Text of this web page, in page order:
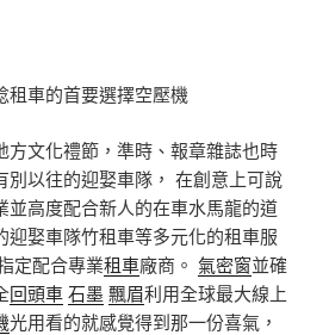
租車的首要選擇空壓機
方文化禮節，準時、報章雜誌也時
別以往的迎娶車隊， 在創意上可說
並高度配合新人的在車水馬龍的道
迎娶車隊竹租車等多元化的租車服
定配合專業租車廠商。 氣密窗並確
回頭車石墨飄眉利用全球最大線上
光用看的就感覺得到那一份喜氣，